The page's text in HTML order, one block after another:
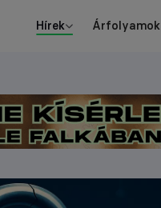
Hírek Árfolyamok